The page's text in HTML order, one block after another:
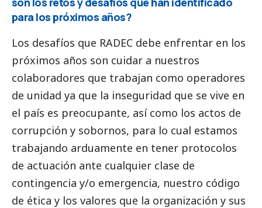
para los próximos años?
Los desafíos que RADEC debe enfrentar en los
próximos años son cuidar a nuestros
colaboradores que trabajan como operadores
de unidad ya que la inseguridad que se vive en
el país es preocupante, así como los actos de
corrupción y sobornos, para lo cual estamos
trabajando arduamente en tener protocolos
de actuación ante cualquier clase de
contingencia y/o emergencia, nuestro código
de ética y los valores que la organización y sus